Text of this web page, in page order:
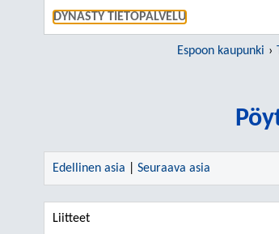
DYNASTY TIETOPALVELU
Espoon kaupunki
Edellinen asia Seuraava asia
Liitteet